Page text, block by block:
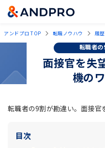
アンドプロ TOP 転職ノウハウ 履
転職者
面接官を失
機の
転職者の9割が勘違い。面接官
目次